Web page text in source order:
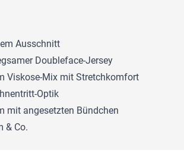
Ausschnitt
Doubleface-Jersey
Viskose-Mix mit Stretchkomfort
Optik
mit angesetzten Bündchen
& Co.